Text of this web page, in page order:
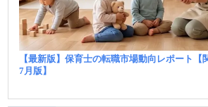
【最新版】保育士の転職市場動向レポート【
7月版】